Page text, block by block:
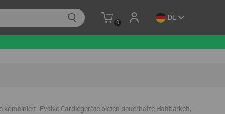
0
DE
kombiniert. Evolve Cardiogeräte bieten dauerhafte Haltbarkeit,